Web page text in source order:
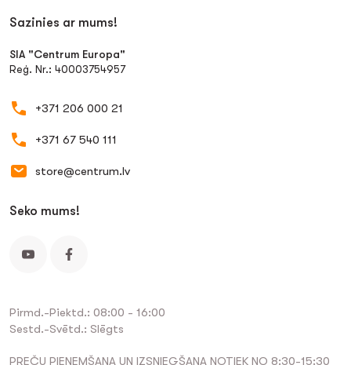
Sazinies ar mums!
SIA "Centrum Europa"
Reģ. Nr.: 40003754957
+371 206 000 21
+371 67 540 111
store@centrum.lv
Seko mums!
Pirmd.-Piektd.: 08:00 - 16:00
Sestd.-Svētd.: Slēgts
PREČU PIEŅEMŠANA UN IZSNIEGŠANA NOTIEK NO 8:30-15:30